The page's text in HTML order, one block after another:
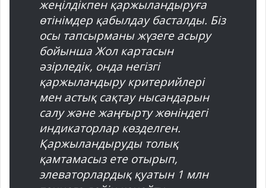
жеңілдікпен қаржыландыруға
өтінімдер қабылдау басталды. Біз
осы тапсырманы жүзеге асыру
бойынша Жол картасын
әзірледік, онда негізгі
қаржыландыру критерийлері
мен астық сақтау нысандарын
салу және жаңғырту жөніндегі
индикаторлар көзделген.
Қаржыландыруды толық
қамтамасыз ете отырып,
элеваторлардық қуатын 1 млн